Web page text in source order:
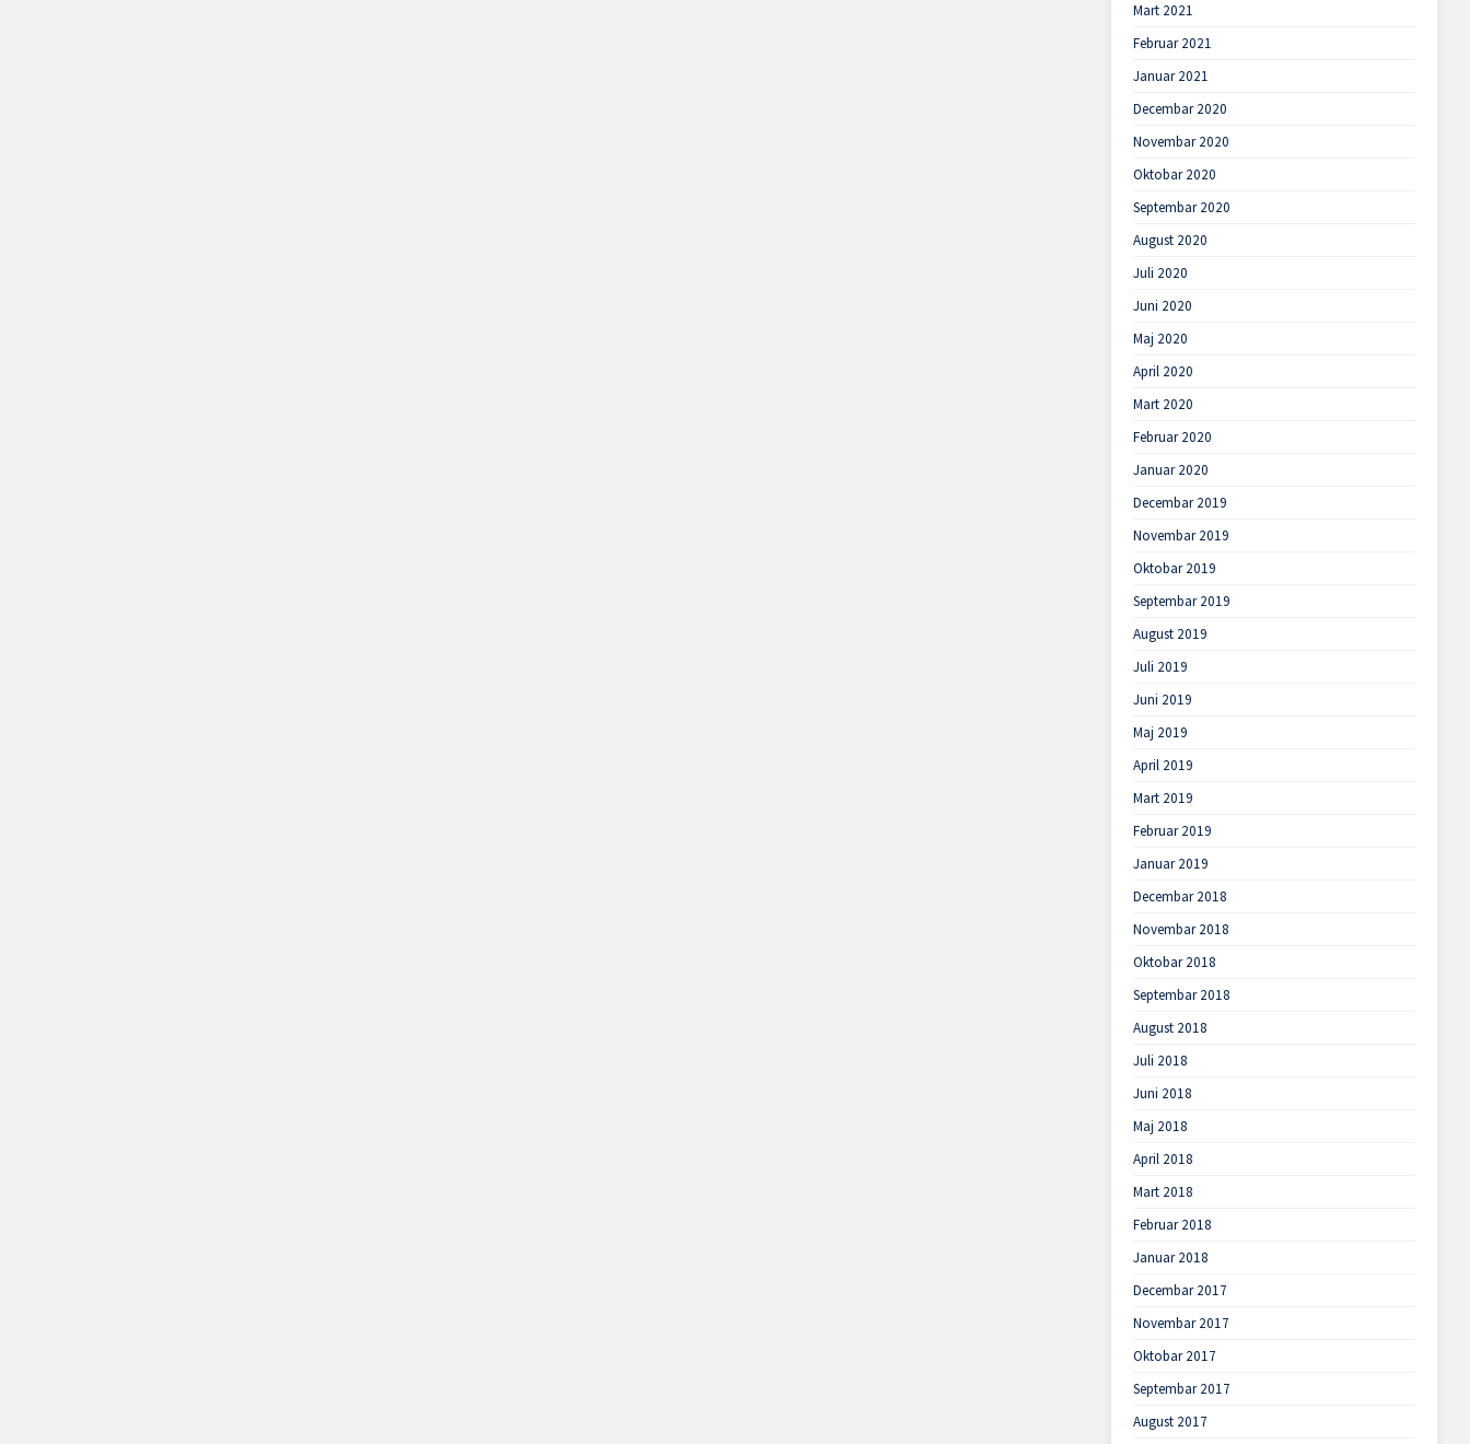
Mart 2021
Februar 2021
Januar 2021
Decembar 2020
Novembar 2020
Oktobar 2020
Septembar 2020
August 2020
Juli 2020
Juni 2020
Maj 2020
April 2020
Mart 2020
Februar 2020
Januar 2020
Decembar 2019
Novembar 2019
Oktobar 2019
Septembar 2019
August 2019
Juli 2019
Juni 2019
Maj 2019
April 2019
Mart 2019
Februar 2019
Januar 2019
Decembar 2018
Novembar 2018
Oktobar 2018
Septembar 2018
August 2018
Juli 2018
Juni 2018
Maj 2018
April 2018
Mart 2018
Februar 2018
Januar 2018
Decembar 2017
Novembar 2017
Oktobar 2017
Septembar 2017
August 2017